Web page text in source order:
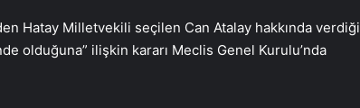
Hatay Milletvekili seçilen Can Atalay hakkında verdiği
olduğuna” ilişkin kararı Meclis Genel Kurulu’nda